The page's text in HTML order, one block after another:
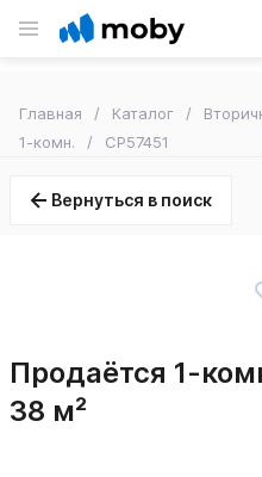
Главная Каталог
1-комн.
CP57451
Вернуться в поиск
Продаётся 1-
38 м²